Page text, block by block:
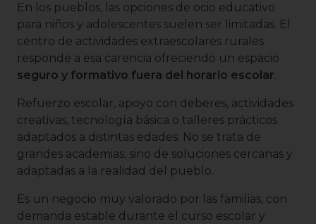
En los pueblos, las opciones de ocio educativo
para niños y adolescentes suelen ser limitadas. El
centro de actividades extraescolares rurales
responde a esa carencia ofreciendo un espacio
seguro y formativo fuera del horario escolar.
Refuerzo escolar, apoyo con deberes, actividades
creativas, tecnología básica o talleres prácticos
adaptados a distintas edades. No se trata de
grandes academias, sino de soluciones cercanas y
adaptadas a la realidad del pueblo.
Es un negocio muy valorado por las familias, con
demanda estable durante el curso escolar y